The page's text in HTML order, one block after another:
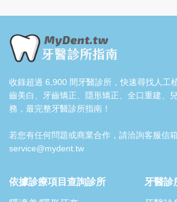
收錄超過 6,900 間牙醫診所，快速尋找人工
齒美白、牙齒矯正、隱形矯正、全口重建、
務，最完整牙醫診所指南！
若您有任何問題或商業合作，請洽詢客服信箱
service@mydent.tw
依據診療項目查詢診所 牙醫診